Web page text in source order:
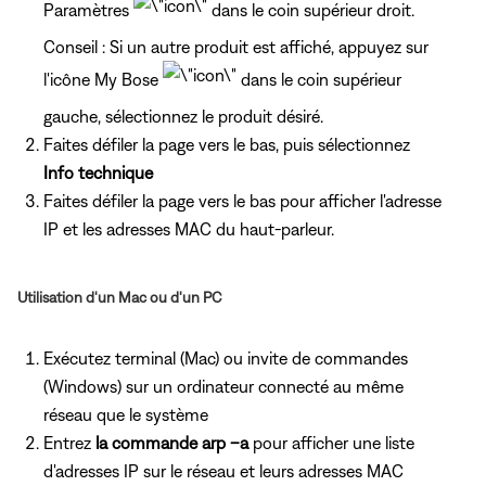
Paramètres
dans le coin supérieur droit.
Conseil : Si un autre produit est affiché, appuyez sur
l'icône My Bose
dans le coin supérieur
gauche, sélectionnez le produit désiré.
Faites défiler la page vers le bas, puis sélectionnez
Info technique
Faites défiler la page vers le bas pour afficher l'adresse
IP et les adresses MAC du haut-parleur.
Utilisation d'un Mac ou d'un PC
Exécutez terminal (Mac) ou invite de commandes
(Windows) sur un ordinateur connecté au même
réseau que le système
Entrez la commande arp –a pour afficher une liste
d'adresses IP sur le réseau et leurs adresses MAC